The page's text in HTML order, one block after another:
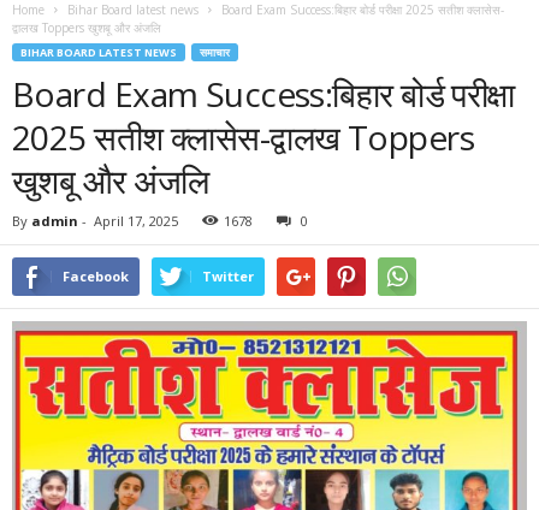
Home Bihar Board latest news
Board Exam Success:बिहार बोर्ड परीक्षा 2025 सतीश क्लासेस-
द्वालख Toppers खुशबू और अंजलि
BIHAR BOARD LATEST NEWS समाचार
Board Exam Success:बिहार बोर्ड परीक्षा
2025 सतीश क्लासेस-द्वालख Toppers
खुशबू और अंजलि
By admin - April 17, 2025 1678 0
Facebook Twitter